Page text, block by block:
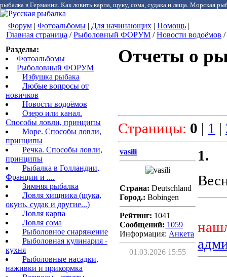
рыбалка в Германии. Как ловить карпа, щуку, сома, судака и леща. Морская
Форум | Фотоальбомы | Для начинающих | Помощь |
Главная страница /Рыболовный ФОРУМ /Новости водоёмов /
Разделы:
Фотоальбомы
Рыболовный ФОРУМ
Избушка рыбака
Любые вопросы от
новичков
Новости водоёмов
Озеро или канал.
Способы ловли, принципы
Море. Способы ловли,
принципы
Речка. Способы ловли,
принципы
Рыбалка в Голландии,
Франции и ....
Зимняя рыбалка
Ловля хищника (щука,
окунь, судак и другие...)
Ловля карпа
Ловля сома
Рыболовное снаряжение
Рыболовная кулинария -
кухня
Рыболовные насадки,
наживки и прикормка
Отчеты о
Страницы: 0 | 1 |
vasili
Страна: Deutschland
Город.: Bobingen
Рейтинг: 1041
Сообщений: 1059
Информация: Aнкета
01.03.2026 15:55
1.